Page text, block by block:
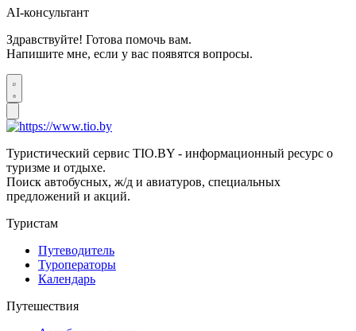
AI-консультант
Здравствуйте! Готова помочь вам.
Напишите мне, если у вас появятся вопросы.
Туристический сервис TIO.BY - информационный ресурс о
туризме и отдыхе.
Поиск автобусных, ж/д и авиатуров, специальных
предложений и акций.
Туристам
Путеводитель
Туроператоры
Календарь
Путешествия